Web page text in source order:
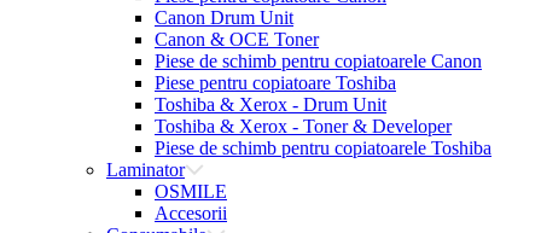
Canon Drum Unit
Canon & OCE Toner
Piese de schimb pentru copiatoarele Canon
Piese pentru copiatoare Toshiba
Toshiba & Xerox - Drum Unit
Toshiba & Xerox - Toner & Developer
Piese de schimb pentru copiatoarele Toshiba
Laminator
OSMILE
Accesorii